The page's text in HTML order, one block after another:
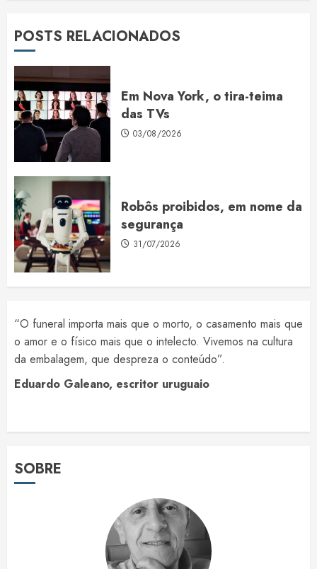
POSTS RELACIONADOS
Em Nova York, o tira-teima
das TVs
03/08/2026
Robôs proibidos, em nome da
segurança
31/07/2026
“O funeral importa mais que o morto, o casamento mais que
o amor e o físico mais que o intelecto. Vivemos na cultura
da embalagem, que despreza o conteúdo”.
Eduardo Galeano, escritor uruguaio
SOBRE